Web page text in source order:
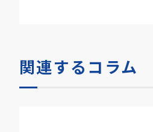
関連するコラム